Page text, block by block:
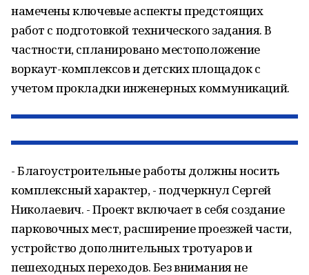
намечены ключевые аспекты предстоящих
работ с подготовкой технического задания. В
частности, спланировано местоположение
воркаут-комплексов и детских площадок с
учетом прокладки инженерных коммуникаций.
- Благоустроительные работы должны носить
комплексный характер, - подчеркнул Сергей
Николаевич. - Проект включает в себя создание
парковочных мест, расширение проезжей части,
устройство дополнительных тротуаров и
пешеходных переходов. Без внимания не